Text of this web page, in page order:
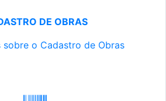
DE OBRAS
sobre o Cadastro de Obras